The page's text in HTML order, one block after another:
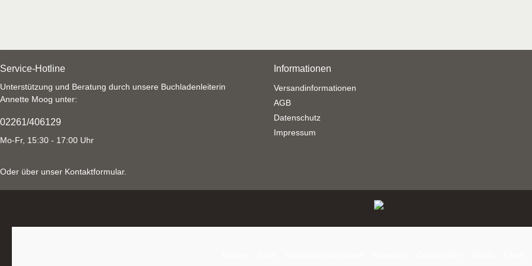
Service-Hotline
Unterstützung und Beratung durch unsere Buchladenleiterin
Annette Moog unter:
02261/406129
Mo-Fr, 15:30 - 17:00 Uhr
Oder über unser Kontaktformular.
Informationen
Versandinformationen
AGB
Datenschutz
Impressum